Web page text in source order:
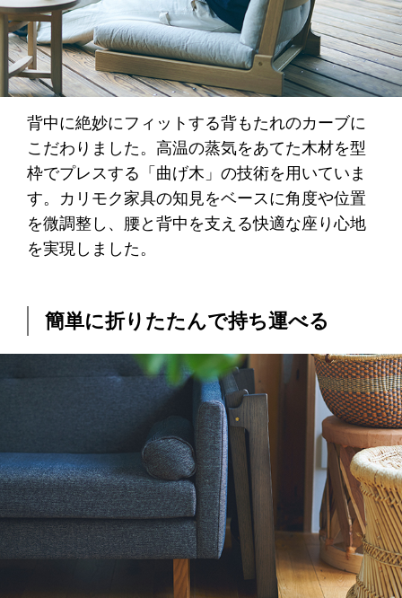
背中に絶妙にフィットする背もたれのカーブに
こだわりました。高温の蒸気をあてた木材を型
枠でプレスする「曲げ木」の技術を用いていま
す。カリモク家具の知見をベースに角度や位置
を微調整し、腰と背中を支える快適な座り心地
を実現しました。
簡単に折りたたんで持ち運べる